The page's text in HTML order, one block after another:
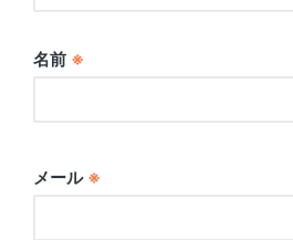
名前 ※
メール ※